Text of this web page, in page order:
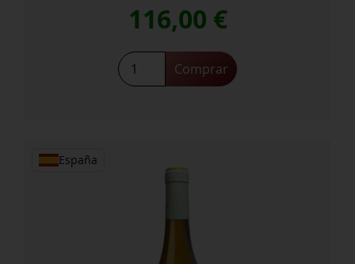
116,00 €
Gewurztraminer
Selection
Comprar
España